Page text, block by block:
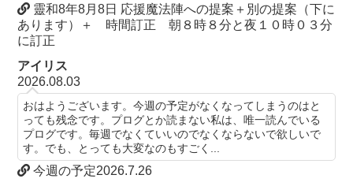
靈和8年8月8日 応援魔法陣への提案＋別の提案（下に
あります）＋ 時間訂正 朝８時８分と夜１０時０３分
に訂正
アイリス
2026.08.03
おはようございます。今週の予定がなくなってしまうのはと
っても残念です。プログとか読まない私は、唯一読んでいる
プログです。毎週でなくていいのでなくならないで欲しいで
す。でも、とっても大変なのもすごく...
今週の予定2026.7.26